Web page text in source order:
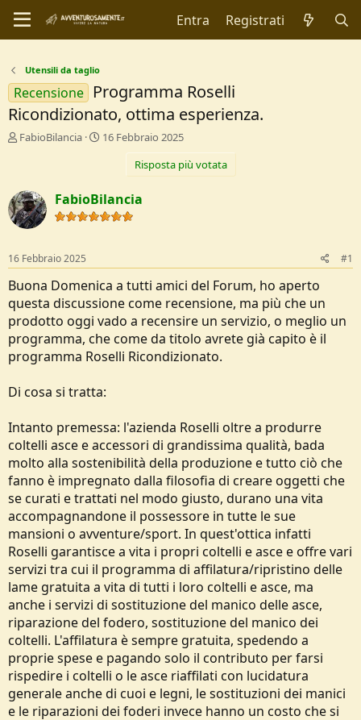
Entra Registrati
Utensili da taglio
Recensione
Programma Roselli
Ricondizionato, ottima esperienza.
C
t
o
r
D
i
s
u
s
s
i
e
FabioBilancia
D
d
i
I
z
i
16 Febbraio 2025
Risposta più votata
FabioBilancia
16 Febbraio 2025 #1
Buona Domenica a tutti amici del Forum, ho aperto
questa discussione come recensione, ma più che un
prodotto oggi vado a recensire un servizio, o meglio un
programma, che come da titolo avrete già capito è il
programma Roselli Ricondizionato.
Di cosa si tratta:
Intanto premessa: l'azienda Roselli oltre a produrre
coltelli asce e accessori di grandissima qualità, bada
molto alla sostenibilità della produzione e tutto ciò che
fanno è impregnato dalla filosofia di creare oggetti che
se curati e trattati nel modo giusto, durano una vita
accompagnandone il possessore in tutte le sue
mansioni o avventure/sport. In quest'ottica infatti
Roselli garantisce a vita i propri coltelli e asce e offre vari
servizi tra cui il programma di affilatura/ripristino delle
lame gratuita a vita di tutti i loro coltelli e asce, ma
anche i servizi di sostituzione del manico delle asce,
riparazione del fodero, sostituzione del manico dei
coltelli. L'affilatura è sempre gratuita, spedendo a
proprie spese e pagando solo il contributo per farsi
rispedire i coltelli o le asce riaffilati con lucidatura
generale anche di cuoi e legni, le sostituzioni dei manici
e le riparazioni dei foderi invece hanno un costo che si